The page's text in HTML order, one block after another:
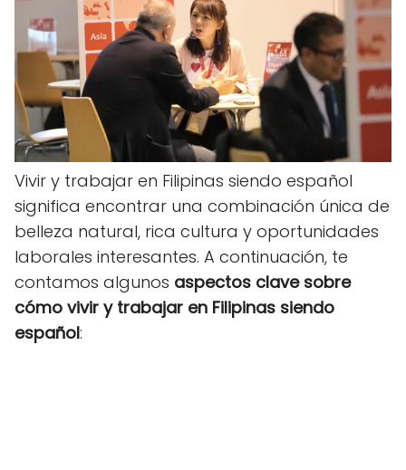
Vivir y trabajar en Filipinas siendo español
significa encontrar una combinación única de
belleza natural, rica cultura y oportunidades
laborales interesantes. A continuación, te
contamos algunos aspectos clave sobre
cómo vivir y trabajar en Filipinas siendo
español: